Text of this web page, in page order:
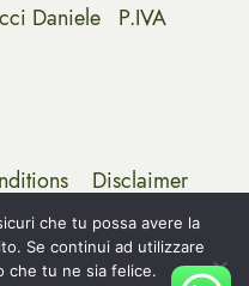
Daniele P.IVA
Disclaimer
che tu possa avere la
Se continui ad utilizzare
che tu ne sia felice.